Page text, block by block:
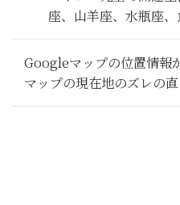
座、山羊座、水瓶座
Googleマップの位置情報
マップの現在地のズレの
本のき】